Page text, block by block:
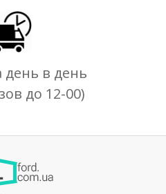
день в день
до 12-00)